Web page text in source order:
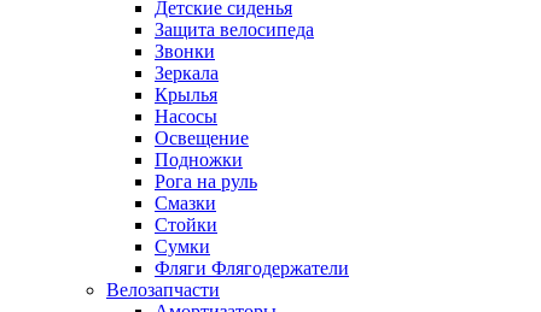
Детские сиденья
Защита велосипеда
Звонки
Зеркала
Крылья
Насосы
Освещение
Подножки
Рога на руль
Смазки
Стойки
Сумки
Фляги Флягодержатели
Велозапчасти